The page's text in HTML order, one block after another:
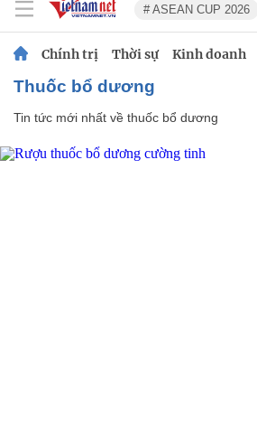
# ASEAN CUP 2026
Chính trị Thời sự Kinh doanh
thuốc bổ dương
Tin tức mới nhất về thuốc bổ dương